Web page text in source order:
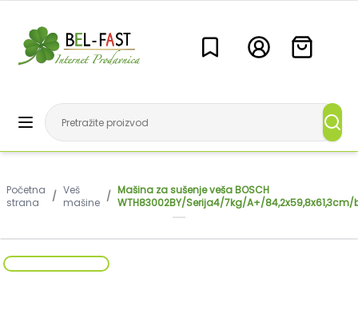
Početna
strana
/ Veš
mašine / Mašina za sušenje veša BOSCH
WTH83002BY/Serija4/7kg/A+/84,2x59,8x61,3cm/